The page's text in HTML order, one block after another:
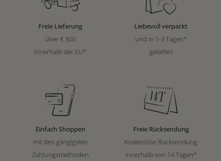
Freie Lieferung
über € 300
innerhalb der EU*
Liebevoll verpackt
und in 1-3 Tagen*
geliefert
Einfach Shoppen
mit den gängigsten
Zahlungsmethoden
Freie Rücksendung
Kostenlose Rücksendung
innerhalb von 14 Tagen*